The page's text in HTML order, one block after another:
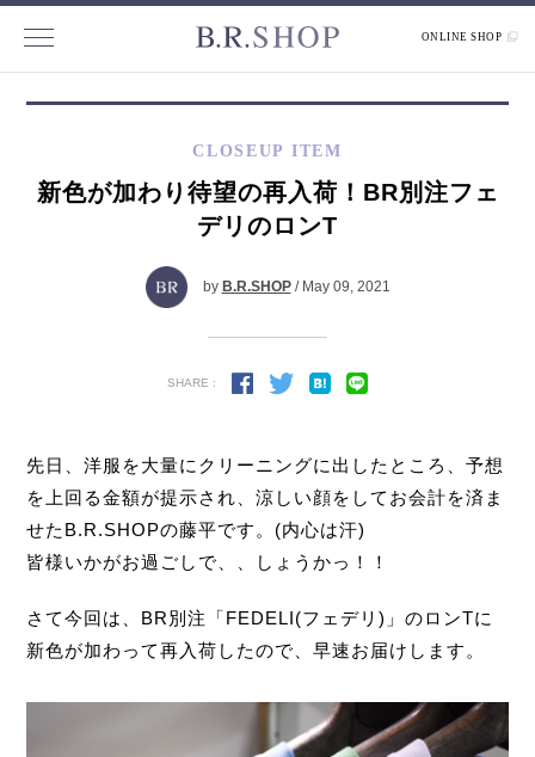
ONLINE SHOP
CLOSEUP ITEM
新色が加わり待望の再入荷！BR別注フェ
デリのロンT
by B.R.SHOP/ May 09, 2021
SHARE :
先日、洋服を大量にクリーニングに出したところ、予想
を上回る金額が提示され、涼しい顔をしてお会計を済ま
せたB.R.SHOPの藤平です。(内心は汗)
皆様いかがお過ごしで、、しょうかっ！！
さて今回は、BR別注「FEDELI(フェデリ)」のロンTに
新色が加わって再入荷したので、早速お届けします。